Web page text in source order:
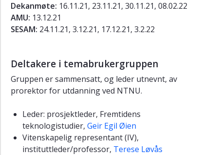
Dekanmøte: 16.11.21, 23.11.21, 30.11.21, 08.02.22
AMU: 13.12.21
SESAM: 24.11.21, 3.12.21, 17.12.21, 3.2.22
Deltakere i temabrukergruppen
Gruppen er sammensatt, og leder utnevnt, av
prorektor for utdanning ved NTNU.
Leder: prosjektleder, Fremtidens
teknologistudier, Geir Egil Øien
Vitenskapelig representant (IV),
instituttleder/professor, Terese Løvås